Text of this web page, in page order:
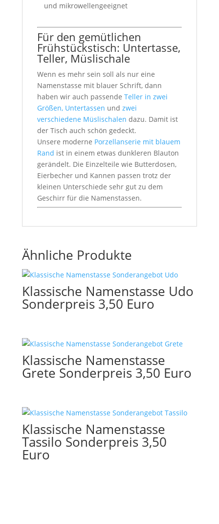
und mikrowellengeeignet
Für den gemütlichen
Frühstückstisch: Untertasse,
Teller, Müslischale
Wenn es mehr sein soll als nur eine
Namenstasse mit blauer Schrift, dann
haben wir auch passende Teller in zwei
Größen, Untertassen und zwei
verschiedene Müslischalen dazu. Damit ist
der Tisch auch schön gedeckt.
Unsere moderne Porzellanserie mit blauem
Rand ist in einem etwas dunkleren Blauton
gerändelt. Die Einzelteile wie Butterdosen,
Eierbecher und Kannen passen trotz der
kleinen Unterschiede sehr gut zu dem
Geschirr für die Namenstassen.
Ähnliche Produkte
Klassische Namenstasse Udo
Sonderpreis 3,50 Euro
Klassische Namenstasse
Grete Sonderpreis 3,50 Euro
Klassische Namenstasse
Tassilo Sonderpreis 3,50
Euro